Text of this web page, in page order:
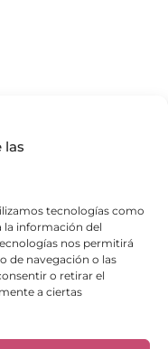
las
tecnologías como
la información del
nos permitirá
de navegación o las
o retirar el
a ciertas